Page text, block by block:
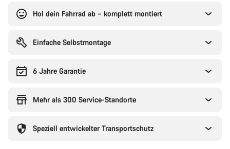
Hol dein Fahrrad ab – komplett montiert
Einfache Selbstmontage
6 Jahre Garantie
Mehr als 300 Service-Standorte
Speziell entwickelter Transportschutz